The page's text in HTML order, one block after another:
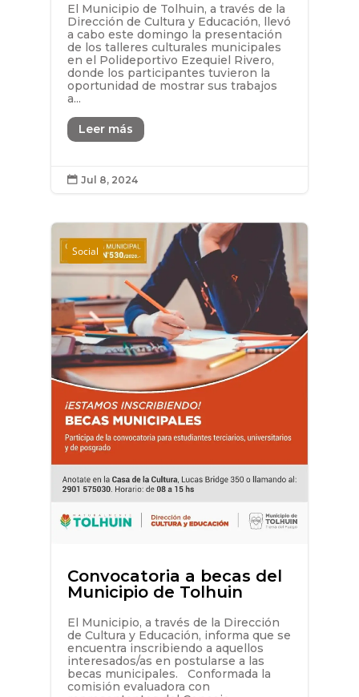
El Municipio de Tolhuin, a través de la
Dirección de Cultura y Educación, llevó
a cabo este domingo la presentación
de los talleres culturales municipales
en el Polideportivo Ezequiel Rivero,
donde los participantes tuvieron la
oportunidad de mostrar sus trabajos
a...
Leer más
 Jul 8, 2024
Social
Convocatoria a becas del
Municipio de Tolhuin
El Municipio, a través de la Dirección
de Cultura y Educación, informa que se
encuentra inscribiendo a aquellos
interesados/as en postularse a las
becas municipales. Conformada la
comisión evaluadora con